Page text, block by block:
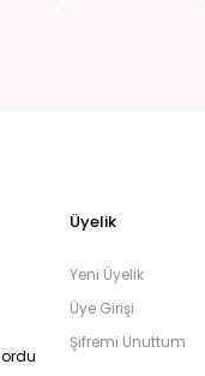
Üyelik
Yeni Üyelik
Üye Girişi
Şifremi Unuttum